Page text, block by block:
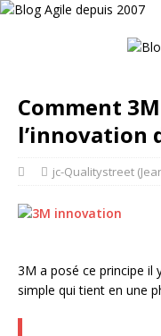
Comment
l’innovation
jc-Qualitystreet
3M a posé ce principe il
simple qui tient en une